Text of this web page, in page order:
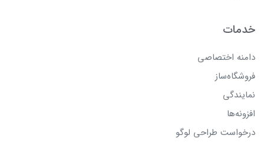
خدمات
دامنه اختصاصی
فروشگاه‌ساز
نمایندگی
افزونه‌ها
درخواست طراحی لوگو